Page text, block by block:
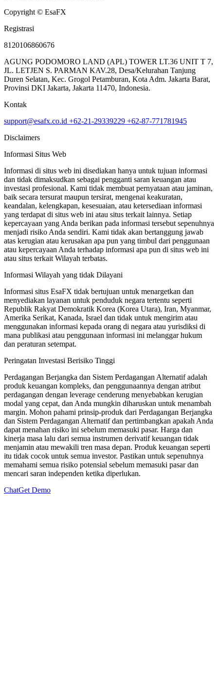
Copyright © EsaFX
Registrasi
8120106860676
AGUNG PODOMORO LAND (APL) TOWER LT.36 UNIT T 7,
JL. LETJEN S. PARMAN KAV.28, Desa/Kelurahan Tanjung
Duren Selatan, Kec. Grogol Petamburan, Kota Adm. Jakarta Barat,
Provinsi DKI Jakarta, Jakarta 11470, Indonesia.
Kontak
support@esafx.co.id +62-21-29339229 +62-87-771781945
Disclaimers
Informasi Situs Web
Informasi di situs web ini disediakan hanya untuk tujuan informasi
dan tidak dimaksudkan sebagai pengganti saran keuangan atau
investasi profesional. Kami tidak membuat pernyataan atau jaminan,
baik secara tersurat maupun tersirat, mengenai keakuratan,
keandalan, kelengkapan, kesesuaian, atau ketersediaan informasi
yang terdapat di situs web ini atau situs terkait lainnya. Setiap
kepercayaan yang Anda berikan pada informasi tersebut sepenuhnya
menjadi risiko Anda sendiri. Kami tidak akan bertanggung jawab
atas kerugian atau kerusakan apa pun yang timbul dari penggunaan
atau kepercayaan Anda terhadap informasi apa pun di situs web ini
atau situs terkait Wilayah terbatas.
Informasi Wilayah yang tidak Dilayani
Informasi situs EsaFX tidak bertujuan untuk menargetkan dan
menyediakan layanan untuk penduduk negara tertentu seperti
Republik Rakyat Demokratik Korea (Korea Utara), Iran, Myanmar,
Amerika Serikat, Kanada, Israel dan tidak untuk mengirim atau
menggunakan informasi kepada orang di negara atau yurisdiksi di
mana publikasi atau penggunaan informasi ini melanggar hukum
dan peraturan setempat.
Peringatan Investasi Berisiko Tinggi
Perdagangan Berjangka dan Sistem Perdagangan Alternatif adalah
produk keuangan kompleks, dan penggunaannya dengan atribut
perdagangan dengan leverage cenderung menyebabkan kerugian
modal yang cepat, dan Anda mungkin diharuskan untuk menambah
margin. Mohon pahami prinsip-produk dari Perdagangan Berjangka
dan Sistem Perdagangan Alternatif dan pertimbangkan apakah Anda
dapat menahan risiko ini sebelum memasuki pasar. Harga dan
kinerja masa lalu dari semua instrumen derivatif keuangan tidak
menjamin atau mewakili tren masa depan. Produk keuangan seperti
itu tidak cocok untuk semua investor. Pastikan untuk sepenuhnya
memahami semua risiko potensial sebelum memasuki pasar dan
mencari saran independen ketika diperlukan.
ChatGet Demo